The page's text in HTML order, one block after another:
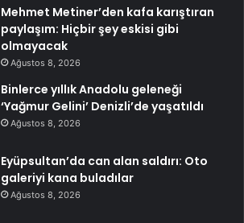
Mehmet Metiner’den kafa karıştıran
paylaşım: Hiçbir şey eskisi gibi
olmayacak
Ağustos 8, 2026
Binlerce yıllık Anadolu geleneği
‘Yağmur Gelini’ Denizli’de yaşatıldı
Ağustos 8, 2026
Eyüpsultan’da can alan saldırı: Oto
galeriyi kana buladılar
Ağustos 8, 2026